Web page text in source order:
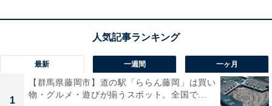
イムが格別な時間に変わります。
ソニーのワイヤレスヘッドホン「WH-ULT900N」の
口コミは？
最新 一週間 一ヶ月
1
【群馬県藤岡市】道の駅「ららん藤岡」は買い
物・グルメ・遊びが揃うスポット。全国で...